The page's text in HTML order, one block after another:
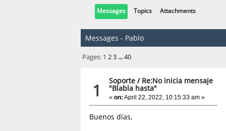
Messages Topics Attachments
Messages - Pablo
Pages: 1 2 3 ...40
1 Soporte / Re:No inicia mensaje
"Blabla hasta"
«on: April 22, 2022, 10:15:33 am »
Buenos días,